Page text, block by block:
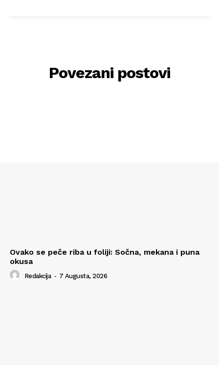
Povezani postovi
Ovako se peče riba u foliji: Sočna, mekana i puna
okusa
Redakcija - 7 Augusta, 2026